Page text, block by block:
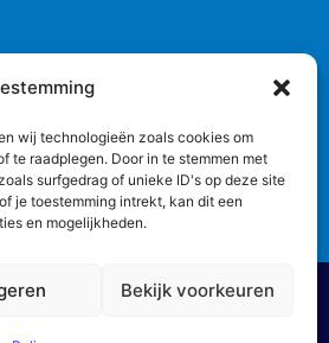
wij technologieën zoals cookies om
te raadplegen. Door in te stemmen met
surfgedrag of unieke ID's op deze site
je toestemming intrekt, kan dit een
en mogelijkheden.
Bekijk voorkeuren